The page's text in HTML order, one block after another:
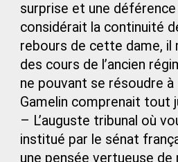
surprise et une
considérait la continuité
rebours de cette dame, il
des cours de l’ancien
ne pouvant se résoudre
Gamelin comprenait tout
– L’auguste tribunal où
institué par le sénat
une pensée vertueuse